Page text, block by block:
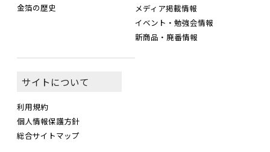
金箔の歴史
メディア掲載情報
イベント・勉強会情報
新商品・廃番情報
サイトについて
利用規約
個人情報保護方針
総合サイトマップ